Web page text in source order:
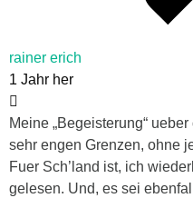
rainer erich
1 Jahr her
Meine „Begeisterung“
sehr engen Grenzen, ohne
Fuer Sch’land ist, ich
gelesen. Und, es sei